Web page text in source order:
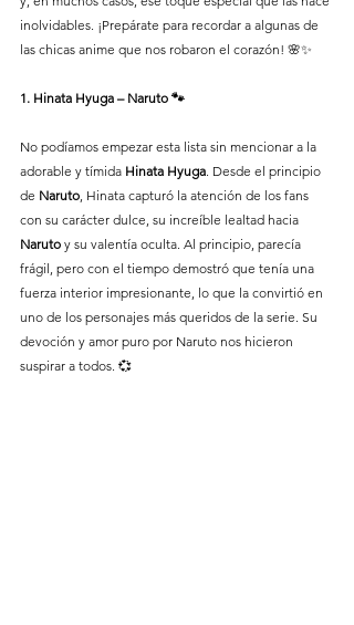
inolvidables. ¡Prepárate para recordar a algunas de
las chicas anime que nos robaron el corazón! 🌸✨
1. Hinata Hyuga – Naruto 🐾
No podíamos empezar esta lista sin mencionar a la
adorable y tímida Hinata Hyuga . Desde el principio
de Naruto , Hinata capturó la atención de los fans
con su carácter dulce, su increíble lealtad hacia
Naruto y su valentía oculta. Al principio, parecía
frágil, pero con el tiempo demostró que tenía una
fuerza interior impresionante, lo que la convirtió en
uno de los personajes más queridos de la serie. Su
devoción y amor puro por Naruto nos hicieron
suspirar a todos. 💞